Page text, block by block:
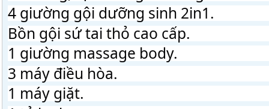
4 giường gội dưỡng sinh 2in1.
Bồn gội sứ tai thỏ cao cấp.
1 giường massage body.
3 máy điều hòa.
1 máy giặt.